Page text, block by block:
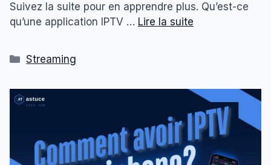
Suivez la suite pour en apprendre plus. Qu’est-ce
qu’une application IPTV … Lire la suite
Catégories
Streaming